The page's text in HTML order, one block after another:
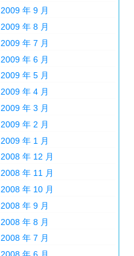
2009 年 9 月
2009 年 8 月
2009 年 7 月
2009 年 6 月
2009 年 5 月
2009 年 4 月
2009 年 3 月
2009 年 2 月
2009 年 1 月
2008 年 12 月
2008 年 11 月
2008 年 10 月
2008 年 9 月
2008 年 8 月
2008 年 7 月